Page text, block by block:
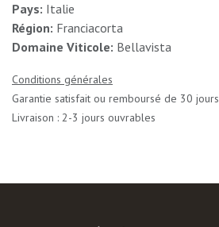
Pays: Italie
Région: Franciacorta
Domaine Viticole: Bellavista
Conditions générales
Garantie satisfait ou remboursé de 30 jours
Livraison : 2-3 jours ouvrables